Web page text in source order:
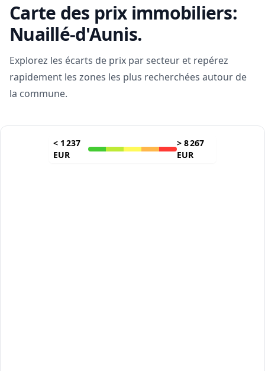
Carte des prix immobiliers:
Nuaillé-d'Aunis.
Explorez les écarts de prix par secteur et repérez
rapidement les zones les plus recherchées autour de
la commune.
< 1 237
EUR
> 8 267
EUR